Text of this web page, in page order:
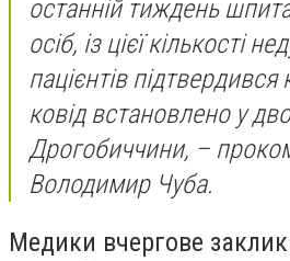
останній тиждень
осіб, із цієї кількості
пацієнтів
ковід встановлено у
Дрогобиччини, –
Володимир Чуба.
Медики вчергове